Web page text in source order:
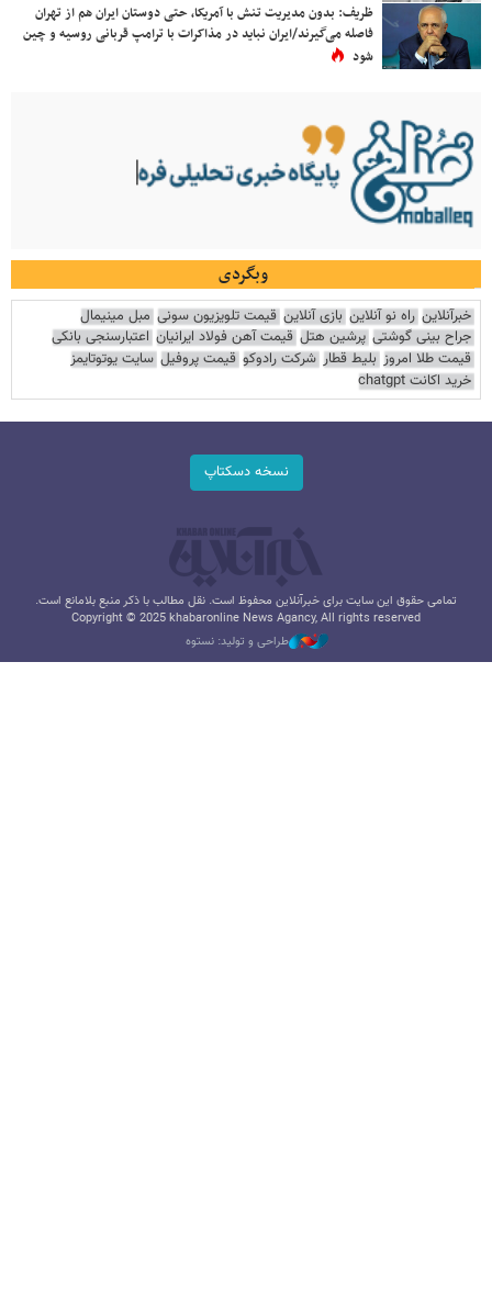
ظریف: بدون مدیریت تنش با آمریکا، حتی دوستان ایران هم از تهران
فاصله می‌گیرند/ایران نباید در مذاکرات با ترامپ قربانی روسیه و چین
شود
وبگردی
خبرآنلاین راه نو آنلاین بازی آنلاین قیمت تلویزیون سونی مبل مینیمال
جراح بینی گوشتی پرشین هتل قیمت آهن فولاد ایرانیان اعتبارسنجی بانکی
قیمت طلا امروز بلیط قطار شرکت رادوکو قیمت پروفیل سایت یوتوتایمز
خرید اکانت chatgpt
نسخه دسکتاپ
تمامی حقوق این سایت برای خبرآنلاین محفوظ است. نقل مطالب با ذکر منبع بلامانع است.
Copyright © 2025 khabaronline News Agancy, All rights reserved
طراحی و تولید: نستوه